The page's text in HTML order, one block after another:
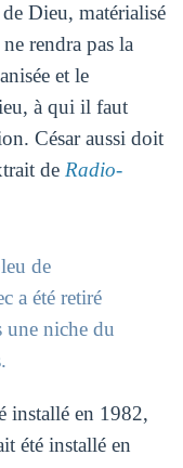
Dieu, matérialisé
rendra pas la
et le
à qui il faut
César aussi doit
de Radio-
de
a été retiré
une niche du
installé en 1982,
été installé en